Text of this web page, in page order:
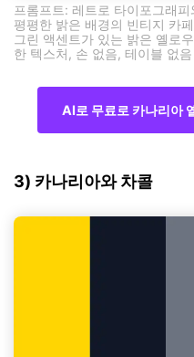
프롬프트: 레트로 타이포그래
평평한 밝은 배경의 빈티지 카
그린 액센트가 있는 밝은 옐로
한 텍스처, 손 없음, 테이블 없
AI로 무료로 카나리아
3) 카나리아와 차콜